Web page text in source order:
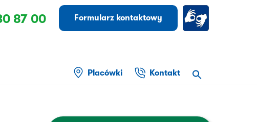
87 00 Formularz kontaktowy
Placówki Kontakt